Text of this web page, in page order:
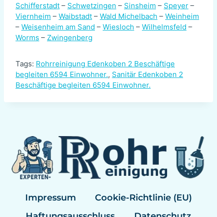
Schifferstadt – Schwetzingen – Sinsheim – Speyer –
Viernheim – Waibstadt – Wald Michelbach – Weinheim
– Weisenheim am Sand – Wiesloch – Wilhelmsfeld –
Worms – Zwingenberg
Tags: Rohrreinigung Edenkoben 2 Beschäftige
begleiten 6594 Einwohner., Sanitär Edenkoben 2
Beschäftige begleiten 6594 Einwohner.
Impressum
Cookie-Richtlinie (EU)